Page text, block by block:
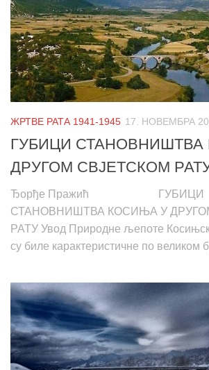
ЖРТВЕ РАТА 1941-1945 17. НОВЕМБРА
ГУБИЦИ
ДРУГОМ СВЈЕТСКОМ
Ђорђе Пражић ГУБИЦИ
СТАНОВНИШТВА КОСИЊА У
РАТУ Увод Природне љепоте
су биле карактеристичне по великом